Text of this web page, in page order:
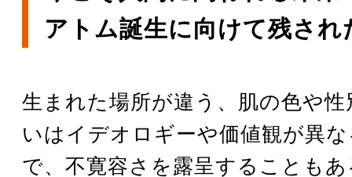
アトム誕生に向けて残され
生まれた場所が違う、肌の色や
いはイデオロギーや価値観が異
で、不寛容さを露呈することも